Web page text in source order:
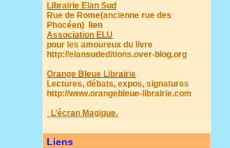
Librairie Elan Sud
Rue de Rome(ancienne rue des
Phocéen)
lien
Association ELU
pour les amoureux du livre
http://elansudeditions.over-blog.org
Orange Bleue Librairie
Lectures, débats, expos, signatures
http://www.orangebleue-librairie.com
L’écran Magique.
Liens